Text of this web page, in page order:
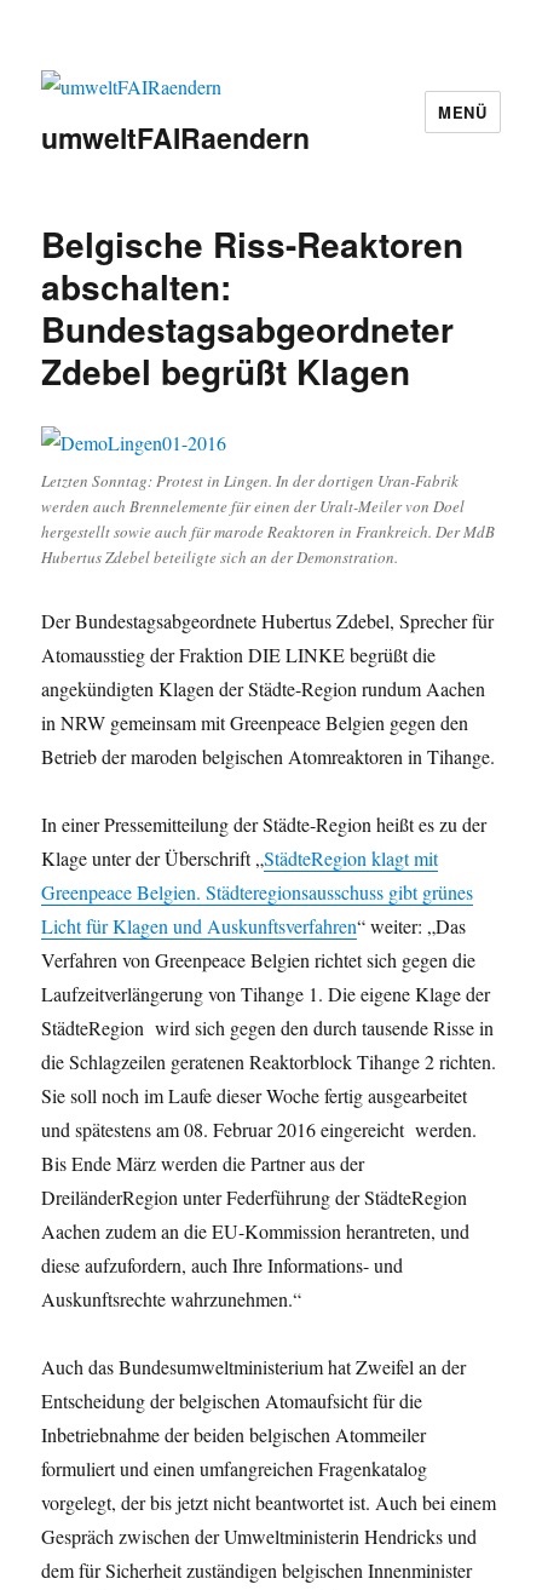
umweltFAIRaendern
MENÜ
Belgische Riss-Reaktoren
abschalten:
Bundestagsabgeordneter
Zdebel begrüßt Klagen
Letzten Sonntag: Protest in Lingen. In der dortigen Uran-Fabrik
werden auch Brennelemente für einen der Uralt-Meiler von Doel
hergestellt sowie auch für marode Reaktoren in Frankreich. Der MdB
Hubertus Zdebel beteiligte sich an der Demonstration.
Der Bundestagsabgeordnete Hubertus Zdebel, Sprecher für
Atomausstieg der Fraktion DIE LINKE begrüßt die
angekündigten Klagen der Städte-Region rundum Aachen
in NRW gemeinsam mit Greenpeace Belgien gegen den
Betrieb der maroden belgischen Atomreaktoren in Tihange.
In einer Pressemitteilung der Städte-Region heißt es zu der
Klage unter der Überschrift „StädteRegion klagt mit
Greenpeace Belgien. Städteregionsausschuss gibt grünes
Licht für Klagen und Auskunftsverfahren“ weiter: „Das
Verfahren von Greenpeace Belgien richtet sich gegen die
Laufzeitverlängerung von Tihange 1. Die eigene Klage der
StädteRegion wird sich gegen den durch tausende Risse in
die Schlagzeilen geratenen Reaktorblock Tihange 2 richten.
Sie soll noch im Laufe dieser Woche fertig ausgearbeitet
und spätestens am 08. Februar 2016 eingereicht werden.
Bis Ende März werden die Partner aus der
DreiländerRegion unter Federführung der StädteRegion
Aachen zudem an die EU-Kommission herantreten, und
diese aufzufordern, auch Ihre Informations- und
Auskunftsrechte wahrzunehmen.“
Auch das Bundesumweltministerium hat Zweifel an der
Entscheidung der belgischen Atomaufsicht für die
Inbetriebnahme der beiden belgischen Atommeiler
formuliert und einen umfangreichen Fragenkatalog
vorgelegt, der bis jetzt nicht beantwortet ist. Auch bei einem
Gespräch zwischen der Umweltministerin Hendricks und
dem für Sicherheit zuständigen belgischen Innenminister